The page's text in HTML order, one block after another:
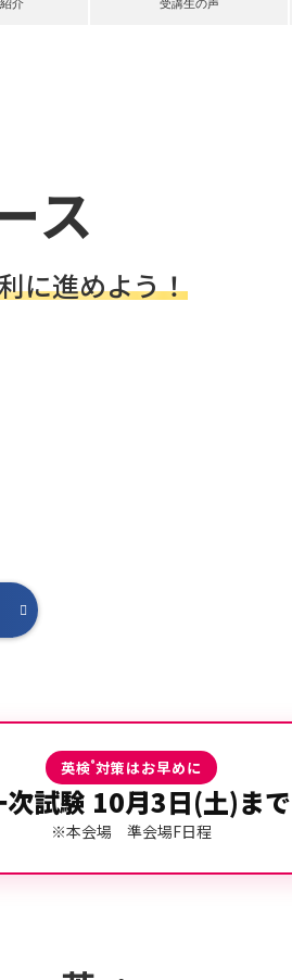
介 受講生の声
ス
に進めよう！
英検®対策はお早めに
次試験 10月3日(土)ま
※本会場 準会場F日程